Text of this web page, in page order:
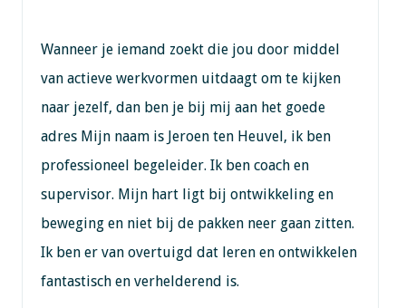
Wanneer je iemand zoekt die jou door middel
van actieve werkvormen uitdaagt om te kijken
naar jezelf, dan ben je bij mij aan het goede
adres Mijn naam is Jeroen ten Heuvel, ik ben
professioneel begeleider. Ik ben coach en
supervisor. Mijn hart ligt bij ontwikkeling en
beweging en niet bij de pakken neer gaan zitten.
Ik ben er van overtuigd dat leren en ontwikkelen
fantastisch en verhelderend is.